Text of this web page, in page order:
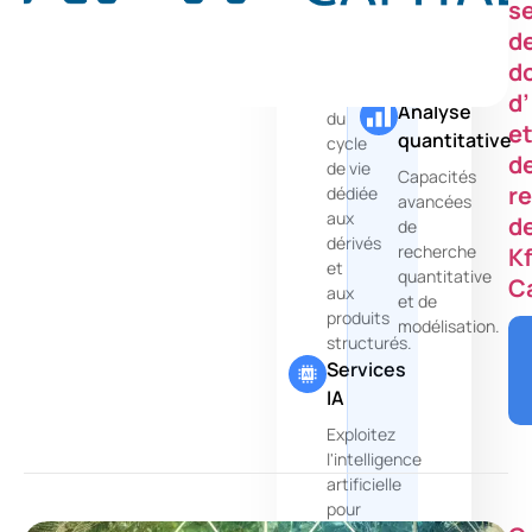
structurés
du
cycle
de vie
dédiée
aux
dérivés
et
aux
produits
structurés.
Services
IA
Exploitez
l'intelligence
artificielle
pour
prêts
Analyse
quantitative
Capacités
avancées
de
recherche
quantitative
et de
modélisation.
et